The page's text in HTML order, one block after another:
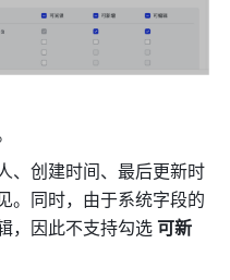
、创建时间、最后更新时
。同时，由于系统字段的
，因此不支持勾选 可新